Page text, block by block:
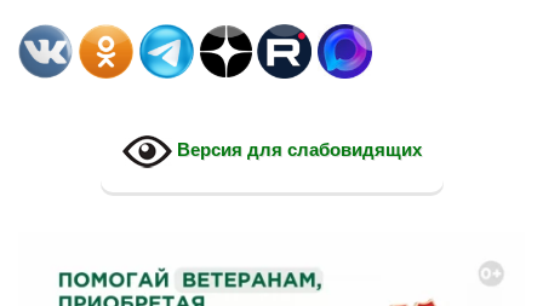
Версия для слабовидящих